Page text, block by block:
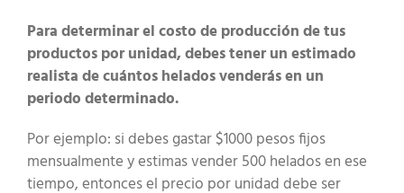
Para determinar el costo de producción de tus
productos por unidad, debes tener un estimado
realista de cuántos helados venderás en un
periodo determinado.
Por ejemplo: si debes gastar $1000 pesos fijos
mensualmente y estimas vender 500 helados en ese
tiempo, entonces el precio por unidad debe ser